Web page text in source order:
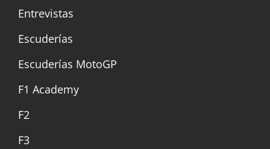
Entrevistas
Escuderías
Escuderías MotoGP
F1 Academy
F2
F3